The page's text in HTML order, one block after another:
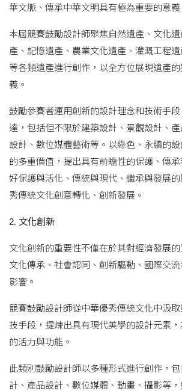
華文脈、傳承中華文明具有極為重要的意義
本屆競賽鼓勵設計師聚焦自然遺產、文化
產、記憶遺產、農業文化遺產、灌溉工程
等各類遺產進行創作，以全方位展現遺產
義。
鼓勵參賽者運用創新的設計理念和技術手
達，包括但不限於建築設計、景觀設計、
設計、數位媒體藝術等。以綠色、永續的
的多重價值，提出具有前瞻性的保護、傳
好保護與活化、傳統與現代、繼承與發展
秀傳統文化創意轉化、創新發展。
2. 文化創新
文化創新的重要性不僅在於其對經濟發展
文化傳承、社會認同、創新驅動、國際交
影響。
競賽鼓勵設計師從中華優秀傳統文化中汲
技手段，提煉出具有現代美學的設計元素
的活力與功能。
此類別鼓勵設計師以多種形式進行創作，
計、產品設計、數位媒體、動畫、攝影等